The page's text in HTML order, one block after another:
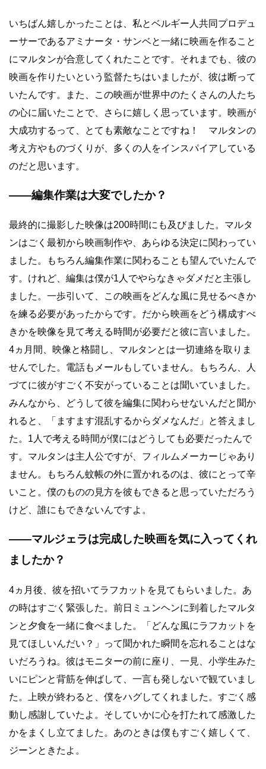
いちばん嬉しかったことは、私とベルギー人共同プロデュ
ーサーであるアミナータ・サンベと一緒に映画を作ること
にマルタンが合意してくれたことです。それまでも、彼の
映画を作りたいという監督たちはいましたが、彼は断って
いたんです。また、この映画が世界中のたくさんの人たち
の心に届いたことで、さらに嬉しく思っています。映画が
大成功するって、とても素敵なことですね！ マルタンの
考え方やものづくりが、多くの人をインスパイアしている
のだと思います。
――編集作業は大変でしたか？
最終的に撮影した映像は200時間にも及びました。マルタ
ンはごく最初から映画制作や、あらゆる決定に関わってい
ました。もちろん編集作業に関わることも望んでいたんで
す。けれど、編集は僕が1人でやらなきゃダメだと主張し
ました。一歩引いて、この映画をどんな風に見せるべきか
を練る必要があったからです。だから映画をどう構成すべ
きかを映像を見て考える時間が必要だと彼に言いました。
4ヵ月間、映像と格闘し、マルタンとは一切連絡を取りま
せんでした。電話もメールもしていません。もちろん、人
づてに彼がすごく不安がっていることは聞いていました。
みんなから、どうして彼を編集に関わらせないんだと聞か
れると、「ますます混乱するからダメなんだ」と答えまし
た。1人で考える時間が僕にはどうしても必要だったんで
す。マルタンは主人公ですが、フィルムメーカーじゃあり
ません。もちろん蚊帳の外に置かれるのは、彼にとって辛
いこと。僕のものの見方を彼もできると思っていただろう
けど、誰にもできないんですよ。
――マルジェラは完成した映画を気に入ってくれ
ましたか？
4ヵ月後、彼を招いてラフカットを見てもらいました。あ
の時はすごく緊張した。前日ミュンヘンに到着したマルタ
ンと夕食を一緒に食べました。「どんな風にラフカットを
見てほしいんだい？」って聞かれた瞬間を忘れることはな
いだろうね。彼はモニターの前に座り、一見、小学生みた
いにピンと背筋を伸ばして、一言も発しないで観ていまし
た。上映が終わると、僕をハグしてくれました。すごく感
動し感謝していたよ。そしていかに心を打たれて感激した
かをまくし立てました。あのときは僕もすごく嬉しくて、
ジーンときたよ。